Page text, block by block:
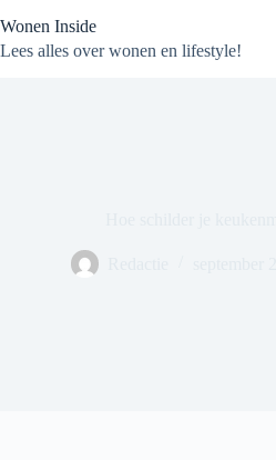
naar
de
Wonen Inside
Lees alles over wonen en lifestyle!